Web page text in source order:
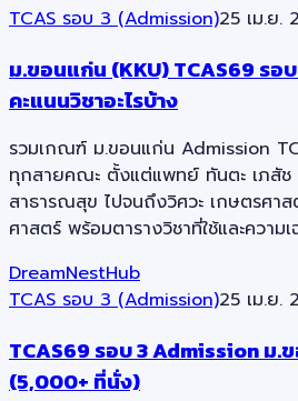
TCAS รอบ 3 (Admission)25 เม.ย.
ม.ขอนแก่น (KKU) TCAS69 รอ
คะแนนวิชาอะไรบ้าง
รวมเกณฑ์ ม.ขอนแก่น Admission
ทุกสายคณะ ตั้งแต่แพทย์ ทันตะ เภสั
สาธารณสุข ไปจนถึงวิศวะ เกษตรศา
ศาสตร์ พร้อมตารางวิชาที่ใช้และความ
DreamNestHub
TCAS รอบ 3 (Admission)25 เม.ย.
TCAS69 รอบ 3 Admission ม.
(5,000+ ที่นั่ง)